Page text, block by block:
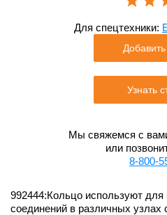
Для спецтехники:
Узнать
Мы свяжемся с
или
8-800-
992444:Кольцо используют для
соединений в различных узлах